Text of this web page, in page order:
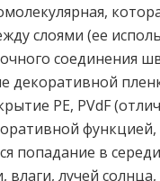
слоями (ее
соединения
декоративной
РЕ, PVdF
функцией,
попадание в
влаги, лучей